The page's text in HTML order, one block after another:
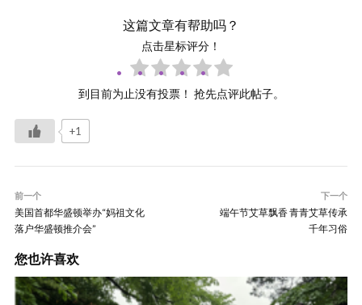
这篇文章有帮助吗？
点击星标评分！
到目前为止没有投票！ 抢先点评此帖子。
+1
前一个
美国首都华盛顿举办“妈祖文化
落户华盛顿推介会”
下一个
端午节艾草飘香 青青艾草传承
千年习俗
您也许喜欢